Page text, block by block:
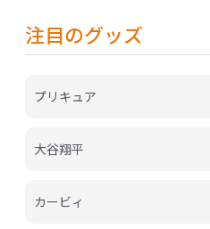
注目のグッズ
プリキュア
大谷翔平
カービィ